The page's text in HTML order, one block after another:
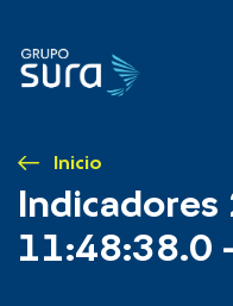
Inicio
11:48:38.0